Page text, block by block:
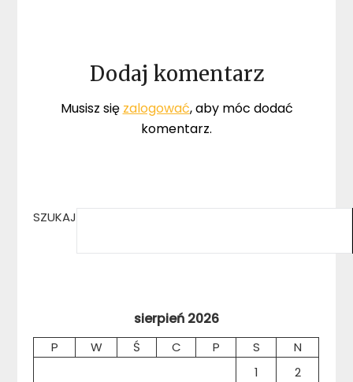
Dodaj komentarz
Musisz się zalogować, aby móc dodać
komentarz.
SZUKAJ
sierpień 2026
P W Ś C P S
N
1
2